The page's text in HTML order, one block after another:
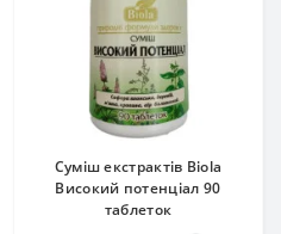
Суміш екстрактів Biola
Високий потенціал 90
таблеток